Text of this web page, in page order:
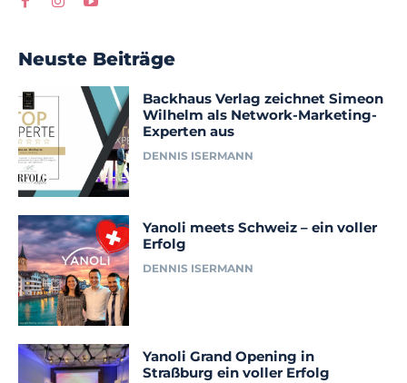
Neuste Beiträge
Backhaus Verlag zeichnet Simeon
Wilhelm als Network-Marketing-
Experten aus
DENNIS ISERMANN
Yanoli meets Schweiz – ein voller
Erfolg
DENNIS ISERMANN
Yanoli Grand Opening in
Straßburg ein voller Erfolg